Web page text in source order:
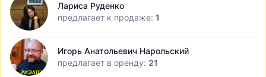
Лариса Руденко
предлагает к продаже: 1
Игорь Анатольевич Нарольский
предлагает в оренду: 21